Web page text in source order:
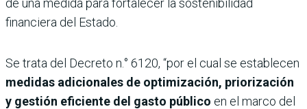
de una medida para fortalecer la sostenibilidad
financiera del Estado.
Se trata del Decreto n.° 6120, “por el cual se establecen
medidas adicionales de optimización, priorización
y gestión eficiente del gasto público en el marco del